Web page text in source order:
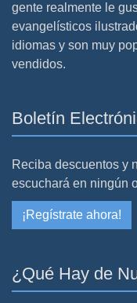
gente realmente le
evangelísticos
idiomas y son muy
vendidos.
Boletín
Reciba descuentos y
escuchará en ningún
¡Regístrate ahora!
¿Qué Hay de